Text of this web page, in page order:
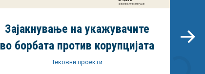
Зајакнување на укажувачите
во борбата против корупцијата
Тековни проекти